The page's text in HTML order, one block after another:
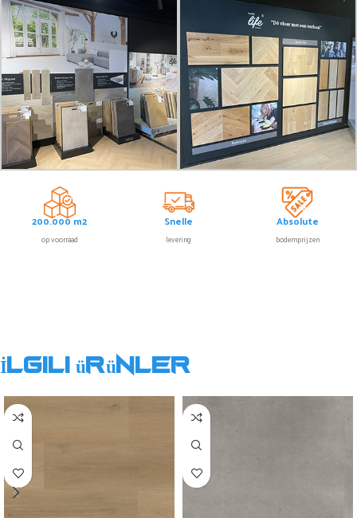
200.000 m2
op voorraad
Snelle
levering
Absolute
bodemprijzen
İlgili ürünler